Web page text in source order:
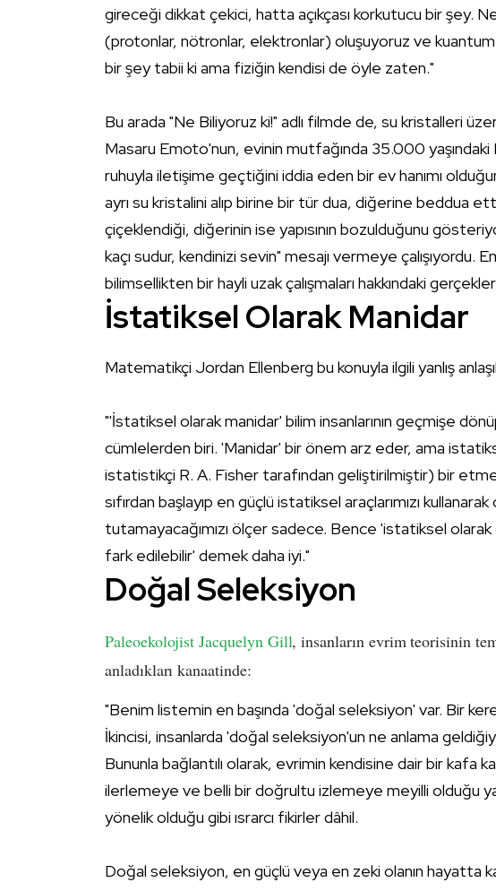
gireceği dikkat çekici, hatta açıkçası korkutucu bir şey.
(protonlar, nötronlar, elektronlar) oluşuyoruz ve kuantum
bir şey tabii ki ama fiziğin kendisi de öyle zaten."
Bu arada "Ne Biliyoruz ki!" adlı filmde de, su kristalleri
Masaru Emoto'nun, evinin mutfağında 35.000 yaşındaki
ruhuyla iletişime geçtiğini iddia eden bir ev hanımı
ayrı su kristalini alıp birine bir tür dua, diğerine beddua
çiçeklendiği, diğerinin ise yapısının bozulduğunu
kaçı sudur, kendinizi sevin" mesajı vermeye çalışıyordu.
bilimsellikten bir hayli uzak çalışmaları hakkındaki
İstatiksel Olarak Manidar
Matematikçi Jordan Ellenberg bu konuyla ilgili yanlış
"'İstatiksel olarak manidar' bilim insanlarının geçmişe
cümlelerden biri. 'Manidar' bir önem arz eder, ama
istatistikçi R. A. Fisher tarafından geliştirilmiştir) bir
sıfırdan başlayıp en güçlü istatiksel araçlarımızı
tutamayacağımızı ölçer sadece. Bence 'istatiksel
fark edilebilir' demek daha iyi."
Doğal Seleksiyon
Paleoekolojist Jacquelyn Gill, insanların evrim teorisinin
anladıkları kanaatinde:
"Benim listemin en başında 'doğal seleksiyon' var. Bir
İkincisi, insanlarda 'doğal seleksiyon'un ne anlama
Bununla bağlantılı olarak, evrimin kendisine dair bir kafa
ilerlemeye ve belli bir doğrultu izlemeye meyilli olduğu
yönelik olduğu gibi ısrarcı fikirler dâhil.
Doğal seleksiyon, en güçlü veya en zeki olanın hayatta